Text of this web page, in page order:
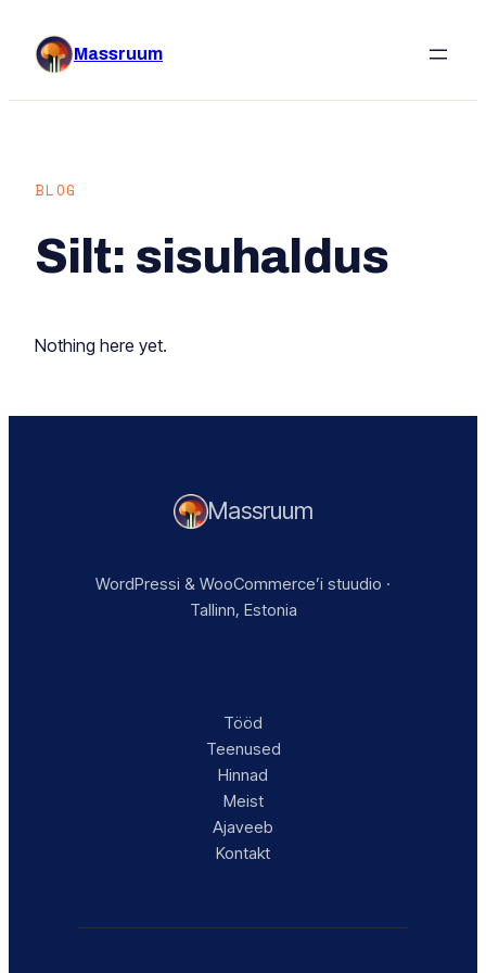
sisu
juurde
Massruum
BLOG
Silt: sisuhaldus
Nothing here yet.
Massruum
WordPressi & WooCommerce’i stuudio ·
Tallinn, Estonia
Tööd
Teenused
Hinnad
Meist
Ajaveeb
Kontakt